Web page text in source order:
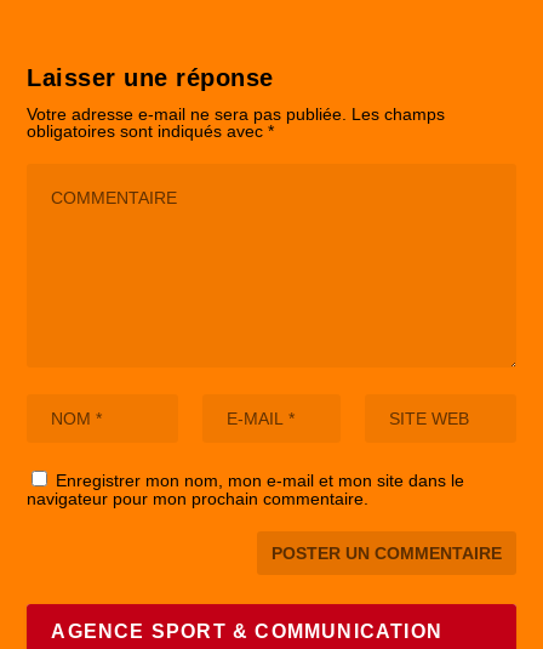
Laisser une réponse
Votre adresse e-mail ne sera pas publiée. Les champs
obligatoires sont indiqués avec*
Enregistrer mon nom, mon e-mail et mon site dans le
navigateur pour mon prochain commentaire.
AGENCE SPORT & COMMUNICATION